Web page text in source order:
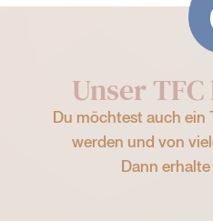
Unser
Du möchtest auch ein
werden und von
Dann